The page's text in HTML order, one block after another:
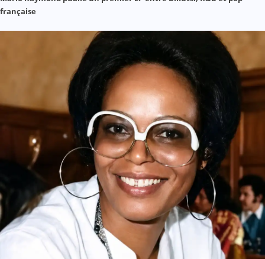
française